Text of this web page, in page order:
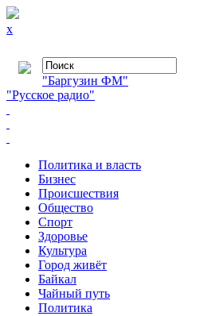
x
"Баргузин ФМ"
"Русское радио"
Политика и власть
Бизнес
Происшествия
Общество
Cпорт
Здоровье
Культура
Город живёт
Байкал
Чайный путь
Политика